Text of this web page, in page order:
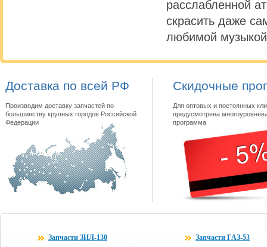
расслабленной
скрасить даже
любимой
Доставка по всей РФ
Производим доставку запчастей по
большинству крупных городов Российской
Федерации
Скидочные
Для оптовых и постоянных
предусмотрена
программа
Запчасти ЗИЛ-130 Запчасти ГАЗ-53